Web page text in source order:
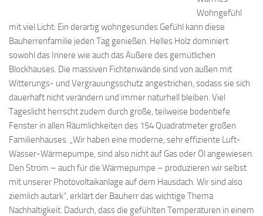
Wohngefühl
mit viel Licht: Ein derartig wohngesundes Gefühl kann diese
Bauherrenfamilie jeden Tag genießen. Helles Holz dominiert
sowohl das Innere wie auch das Äußere des gemütlichen
Blockhauses. Die massiven Fichtenwände sind von außen mit
Witterungs- und Vergrauungsschutz angestrichen, sodass sie sich
dauerhaft nicht verändern und immer naturhell bleiben. Viel
Tageslicht herrscht zudem durch große, teilweise bodentiefe
Fenster in allen Räumlichkeiten des 154 Quadratmeter großen
Familienhauses. „Wir haben eine moderne, sehr effiziente Luft-
Wasser-Wärmepumpe, sind also nicht auf Gas oder Öl angewiesen.
Den Strom – auch für die Wärmepumpe – produzieren wir selbst
mit unserer Photovoltaikanlage auf dem Hausdach. Wir sind also
ziemlich autark“, erklärt der Bauherr das wichtige Thema
Nachhaltigkeit. Dadurch, dass die gefühlten Temperaturen in einem